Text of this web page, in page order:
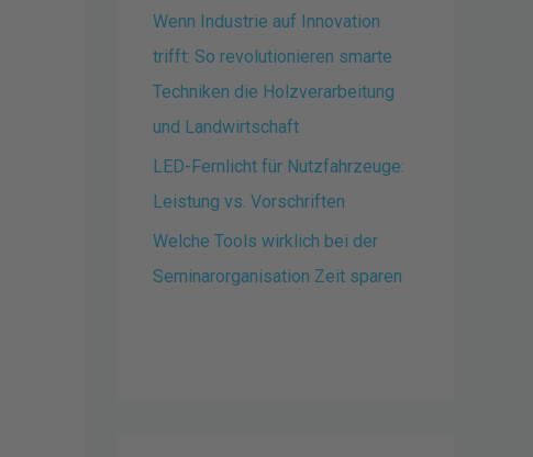
Wenn Industrie auf Innovation
trifft: So revolutionieren smarte
Techniken die Holzverarbeitung
und Landwirtschaft
LED-Fernlicht für Nutzfahrzeuge:
Leistung vs. Vorschriften
Welche Tools wirklich bei der
Seminarorganisation Zeit sparen